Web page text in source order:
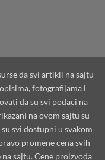
da svi artikli na sajtu
fotografijama i
da su svi podaci na
na ovom sajtu su
svi dostupni u svakom
promene cena svih
sajtu. Cene proizvoda